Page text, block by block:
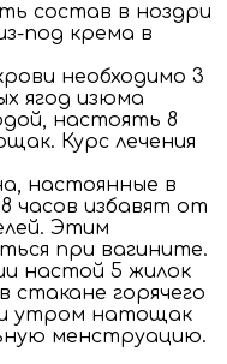
состав в ноздри
под крема в
необходимо 3
ягод изюма
настоять 8
Курс лечения
настоянные в
часов избавят от
Этим
при вагините.
настой 5 жилок
стакане горячего
утром натощак
менструацию.